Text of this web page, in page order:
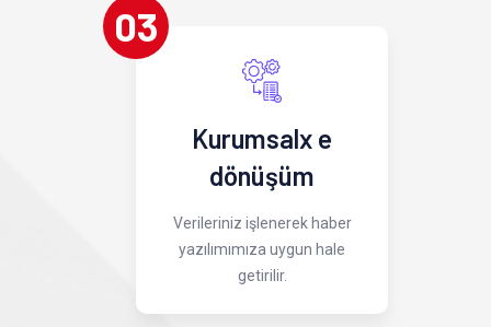
03
Kurumsalx e
dönüşüm
Verileriniz işlenerek haber
yazılımımıza uygun hale
getirilir.